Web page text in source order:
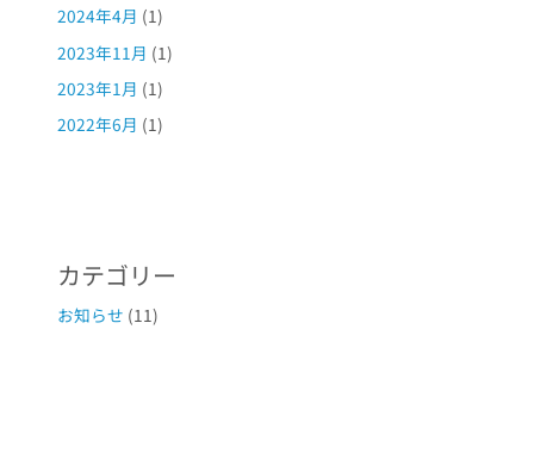
2024年4月 (1)
2023年11月 (1)
2023年1月 (1)
2022年6月 (1)
カテゴリー
お知らせ (11)